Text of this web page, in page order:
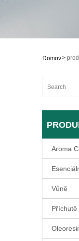
Domov>
Aroma
Vůně
Příchutě